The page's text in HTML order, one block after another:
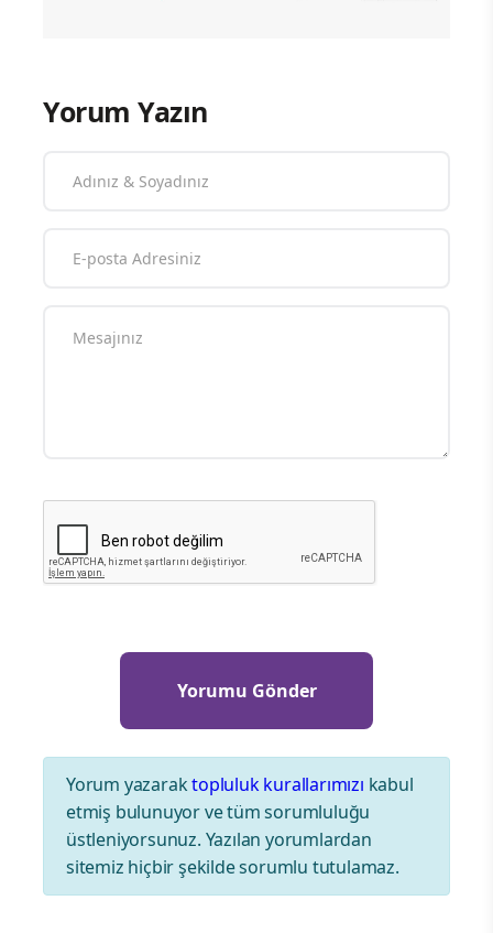
Yorum Yazın
Yorum yazaraktopluluk kurallarımızı kabul
etmiş bulunuyor ve tüm sorumluluğu
üstleniyorsunuz. Yazılan yorumlardan
sitemiz hiçbir şekilde sorumlu tutulamaz.